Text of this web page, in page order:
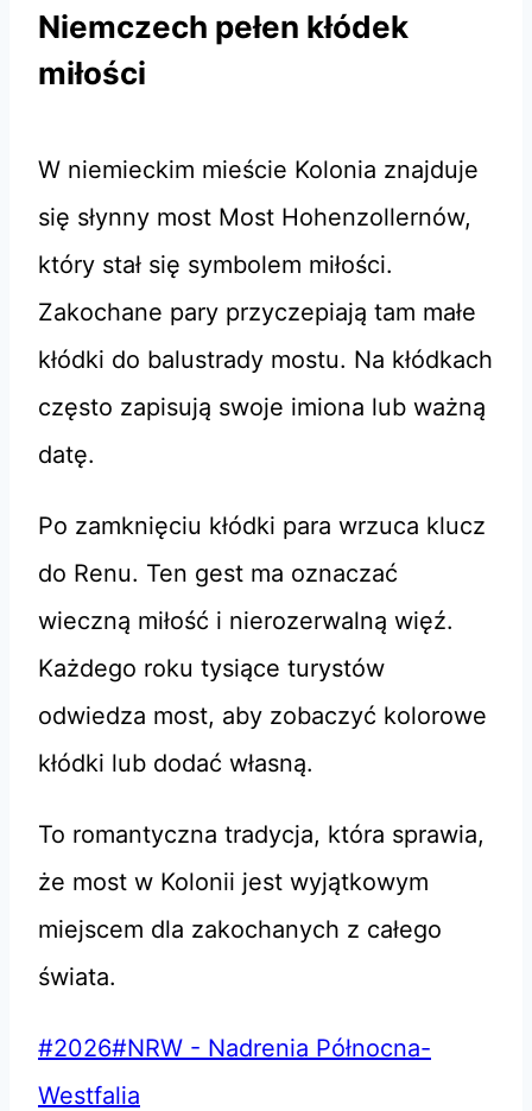
Niemczech pełen kłódek
miłości
W niemieckim mieście Kolonia znajduje
się słynny most Most Hohenzollernów,
który stał się symbolem miłości.
Zakochane pary przyczepiają tam małe
kłódki do balustrady mostu. Na kłódkach
często zapisują swoje imiona lub ważną
datę.
Po zamknięciu kłódki para wrzuca klucz
do Renu. Ten gest ma oznaczać
wieczną miłość i nierozerwalną więź.
Każdego roku tysiące turystów
odwiedza most, aby zobaczyć kolorowe
kłódki lub dodać własną.
To romantyczna tradycja, która sprawia,
że most w Kolonii jest wyjątkowym
miejscem dla zakochanych z całego
świata.
Tagi
wpisu:
#2026#NRW - Nadrenia Północna-
Westfalia